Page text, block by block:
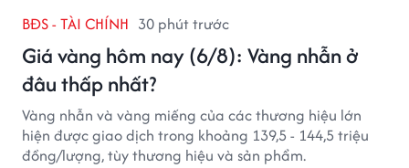
BĐS - TÀI CHÍNH 30 phút trước
Giá vàng hôm nay (6/8): Vàng nhẫn ở
đâu thấp nhất?
Vàng nhẫn và vàng miếng của các thương hiệu lớn
hiện được giao dịch trong khoảng 139,5 - 144,5 triệu
đồng/lượng, tùy thương hiệu và sản phẩm.